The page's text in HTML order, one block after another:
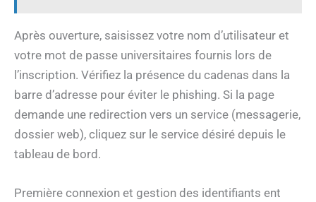
Après ouverture, saisissez votre nom d’utilisateur et
votre mot de passe universitaires fournis lors de
l’inscription. Vérifiez la présence du cadenas dans la
barre d’adresse pour éviter le phishing. Si la page
demande une redirection vers un service (messagerie,
dossier web), cliquez sur le service désiré depuis le
tableau de bord.
Première connexion et gestion des identifiants ent